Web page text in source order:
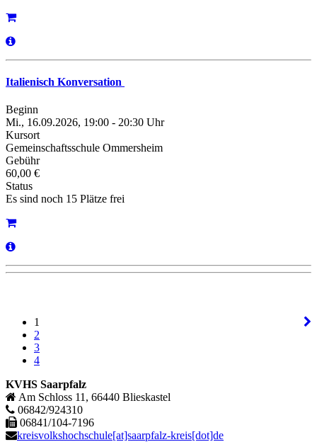
Italienisch Konversation
Beginn
Mi., 16.09.2026, 19:00 - 20:30 Uhr
Kursort
Gemeinschaftsschule Ommersheim
Gebühr
60,00 €
Status
Es sind noch 15 Plätze frei
1
2
3
4
KVHS Saarpfalz
Am Schloss 11, 66440 Blieskastel
06842/924310
06841/104-7196
kreisvolkshochschule[at]saarpfalz-kreis[dot]de